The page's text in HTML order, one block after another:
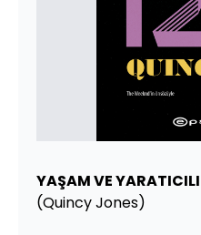
YAŞAM VE
(Quincy Jones)